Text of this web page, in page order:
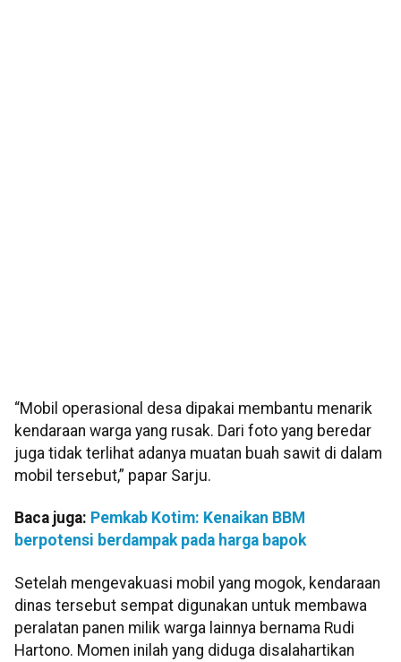
“Mobil operasional desa dipakai membantu menarik
kendaraan warga yang rusak. Dari foto yang beredar
juga tidak terlihat adanya muatan buah sawit di dalam
mobil tersebut,” papar Sarju.
Baca juga: Pemkab Kotim: Kenaikan BBM
berpotensi berdampak pada harga bapok
Setelah mengevakuasi mobil yang mogok, kendaraan
dinas tersebut sempat digunakan untuk membawa
peralatan panen milik warga lainnya bernama Rudi
Hartono. Momen inilah yang diduga disalahartikan